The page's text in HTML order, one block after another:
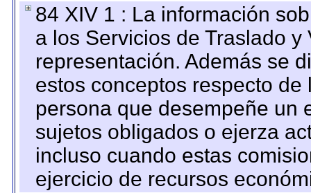
84 XIV 1 : La información
a los Servicios de Traslado
representación. Además se
estos conceptos respecto
persona que desempeñe un
sujetos obligados o ejerza
incluso cuando estas
ejercicio de recursos